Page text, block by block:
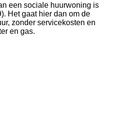
een sociale huurwoning is
Het gaat hier dan om de
zonder servicekosten en
en gas.